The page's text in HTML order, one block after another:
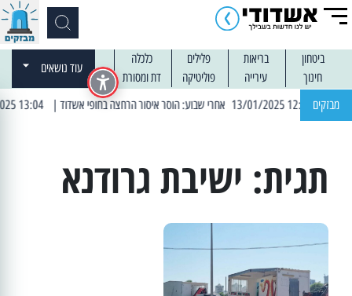
ביטחון בריאות פלילים
כלכלה
חינוך
עירייה פוליטיקה דת ומסורת
עוד נושאים
מבזקים
| 12:14 13/01/2025 אחרי שבוע: הוסר איסור הרחצה בחופי אשדוד | 13:04 14/01/2025 עובדים בלילות: עבודות קרצוף וריבוד אספלט
תגית: ישיבת גרודנא